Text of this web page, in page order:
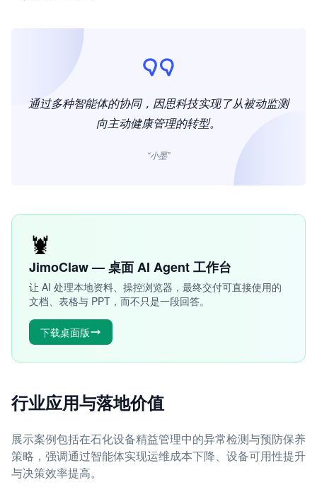
通过多种智能体的协同，因思科技实现了从被动监测
向主动健康管理的转型。
“小墨”
🦞
JimoClaw — 桌面 AI Agent 工作台
让 AI 处理本地资料、操控浏览器，最终交付可直接使用的
文档、表格与 PPT，而不只是一段回答。
下载桌面版
行业应用与落地价值
展示案例包括在石化设备精益管理中的异常检测与预防保养
策略，强调通过智能体实现运维成本下降、设备可用性提升
与决策效率提高。